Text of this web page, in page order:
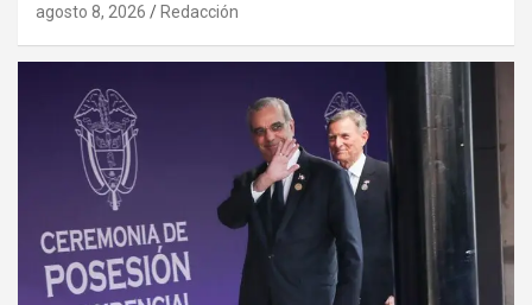
agosto 8, 2026 Redacción